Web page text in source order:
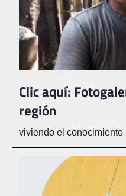
Clic aquí:
región
viviendo el conocimiento